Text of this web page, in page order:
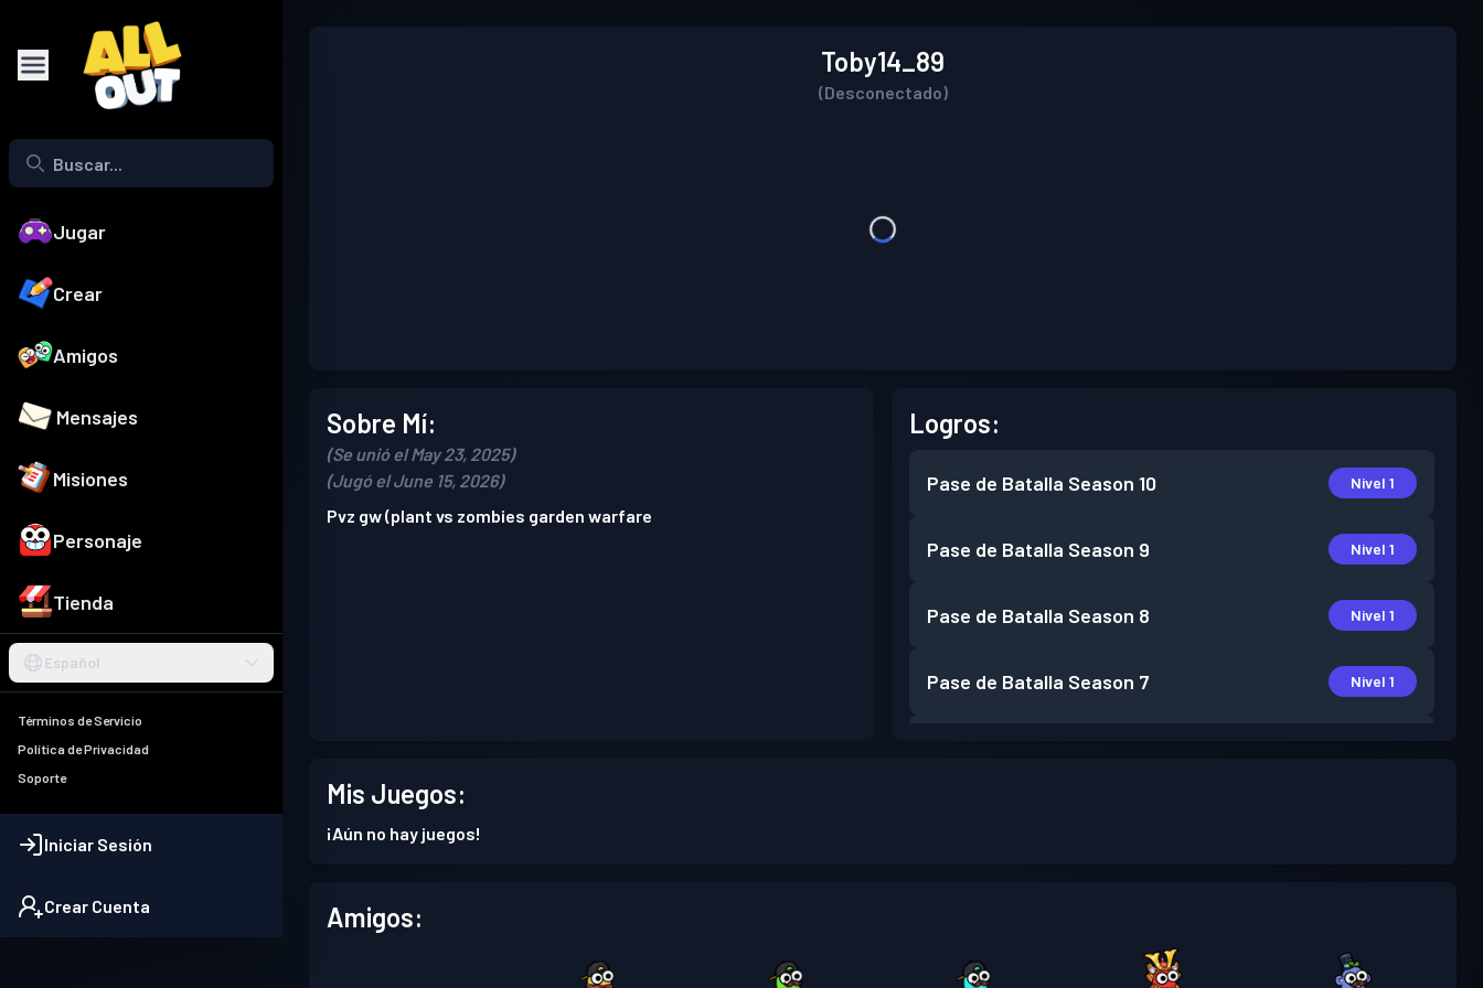
Jugar
Crear
Amigos
Mensajes
Misiones
Personaje
Tienda
Español
Términos de Servicio
Política de Privacidad
Soporte
Iniciar Sesión
Crear Cuenta
Toby14_89
(Desconectado)
Sobre Mí:
(Se unió el May 23, 2025)
(Jugó el June 15, 2026)
Pvz gw (plant vs zombies garden warfare
Logros:
Pase de Batalla Season 10 Nivel 1
Pase de Batalla Season 9 Nivel 1
Pase de Batalla Season 8 Nivel 1
Pase de Batalla Season 7 Nivel 1
Mis Juegos:
¡Aún no hay juegos!
Amigos: